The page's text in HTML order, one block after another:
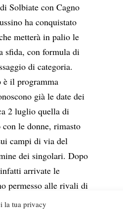
la tua privacy
Solbiate con Cagno
ha conquistato
metterà in palio le
sfida, con formula di
di categoria.
è il programma
già le date dei
2 luglio quella di
le donne, rimasto
campi di via del
dei singolari. Dopo
arrivate le
permesso alle rivali di